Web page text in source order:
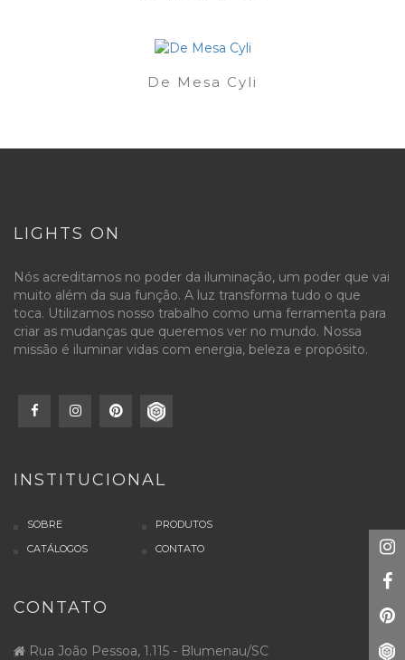
De Mesa Cyli
LIGHTS ON
Nós acreditamos no poder da iluminação, um poder que vai
muito além da sua função. A luz transforma tudo o que
toca. Utilizamos nosso trabalho como uma ferramenta para
criar as mudanças que queremos ver no mundo. Nossa
missão é iluminar vidas com energia, beleza e propósito.
INSTITUCIONAL
SOBRE
PRODUTOS
CATÁLOGOS
CONTATO
CONTATO
Rua João Pessoa, 1.115 - Blumenau/SC